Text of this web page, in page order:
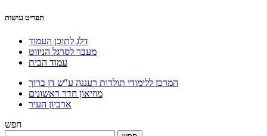
תפריט נגישות
דלג לתוכן העמוד
מעבר לסרגל הניווט
עמוד הבית
המרכז ללימודי תולדות רעננה ע"ש דן ברוך
מוזיאון חדר ראשונים
ארכיון העיר
חפש